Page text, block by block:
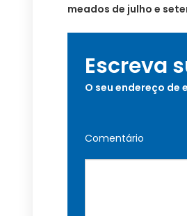
meados de julho e
Escreva
O seu endereço
Comentário